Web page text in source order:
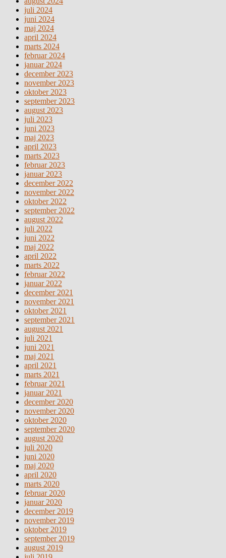
juli 2024
juni 2024
maj 2024
april 2024
marts 2024
februar 2024
januar 2024
december 2023
november 2023
oktober 2023
september 2023
august 2023
juli 2023
juni 2023
maj 2023
april 2023
marts 2023
februar 2023
januar 2023
december 2022
november 2022
oktober 2022
september 2022
august 2022
juli 2022
juni 2022
maj 2022
april 2022
marts 2022
februar 2022
januar 2022
december 2021
november 2021
oktober 2021
september 2021
august 2021
juli 2021
juni 2021
maj 2021
april 2021
marts 2021
februar 2021
januar 2021
december 2020
november 2020
oktober 2020
september 2020
august 2020
juli 2020
juni 2020
maj 2020
april 2020
marts 2020
februar 2020
januar 2020
december 2019
november 2019
oktober 2019
september 2019
august 2019